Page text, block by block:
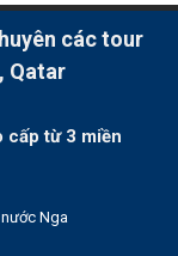
các tour
Qatar
cấp từ 3 miền
Nga